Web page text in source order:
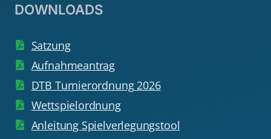
DOWNLOADS
Satzung
Aufnahmeantrag
DTB Turnierordnung 2026
Wettspielordnung
Anleitung Spielverlegungstool